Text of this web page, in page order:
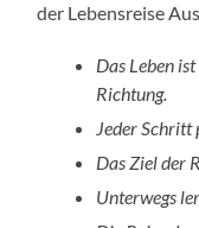
der Lebensreise
Das Leben
Richtung.
Jeder Schritt
Das Ziel der
Unterwegs